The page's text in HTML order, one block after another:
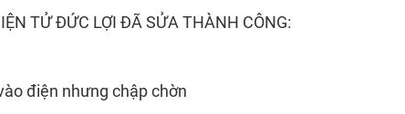
TỬ ĐỨC LỢI ĐÃ SỬA THÀNH CÔNG:
điện nhưng chập chờn